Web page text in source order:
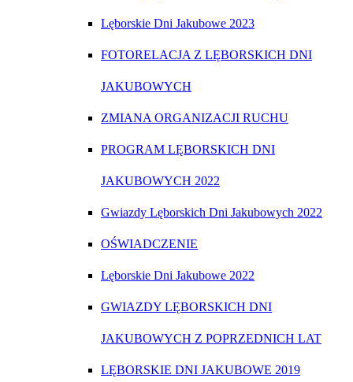
Lęborskie Dni Jakubowe 2023
FOTORELACJA Z LĘBORSKICH DNI
JAKUBOWYCH
ZMIANA ORGANIZACJI RUCHU
PROGRAM LĘBORSKICH DNI
JAKUBOWYCH 2022
Gwiazdy Lęborskich Dni Jakubowych 2022
OŚWIADCZENIE
Lęborskie Dni Jakubowe 2022
GWIAZDY LĘBORSKICH DNI
JAKUBOWYCH Z POPRZEDNICH LAT
LĘBORSKIE DNI JAKUBOWE 2019